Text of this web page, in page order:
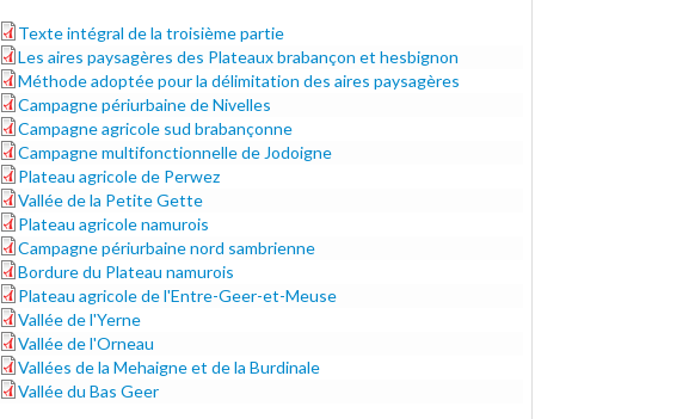
3e-partie.pdf
Texte intégral de la troisième partie
03-aires.pdf
Les aires paysagères des Plateaux brabançon et hesbignon
03-methode.pdf
Méthode adoptée pour la délimitation des aires paysagères
03-nivelles.pdf
Campagne périurbaine de Nivelles
03-sud-brabaconne.pdf
Campagne agricole sud brabançonne
03-jodoigne.pdf
Campagne multifonctionnelle de Jodoigne
03-perwez.pdf
Plateau agricole de Perwez
03-petite-gette.pdf
Vallée de la Petite Gette
03-plateau-agri-namurois.pdf
Plateau agricole namurois
03-nord-sambrienne.pdf
Campagne périurbaine nord sambrienne
03-bordure-plateau-namurois.pdf
Bordure du Plateau namurois
03-entre-geer-et-meuse.pdf
Plateau agricole de l'Entre-Geer-et-Meuse
03-yerne.pdf
Vallée de l'Yerne
03-orneau.pdf
Vallée de l'Orneau
03-mehaigne-burdinale.pdf
Vallées de la Mehaigne et de la Burdinale
03-bas-geer.pdf
Vallée du Bas Geer